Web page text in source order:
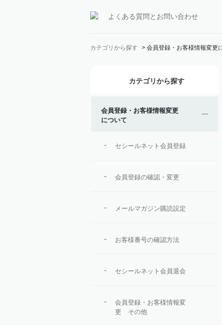
よくある質問とお問い合わせ
カテゴリから探す > 会員登録・お客様情報変更
カテゴリから探す
会員登録・お客様情報変更
について
セシールネット会員登録
会員登録の確認・変更
メールマガジン購読設定
お客様番号の確認方法
セシールネット会員退会
会員登録・お客様情報変
更 その他